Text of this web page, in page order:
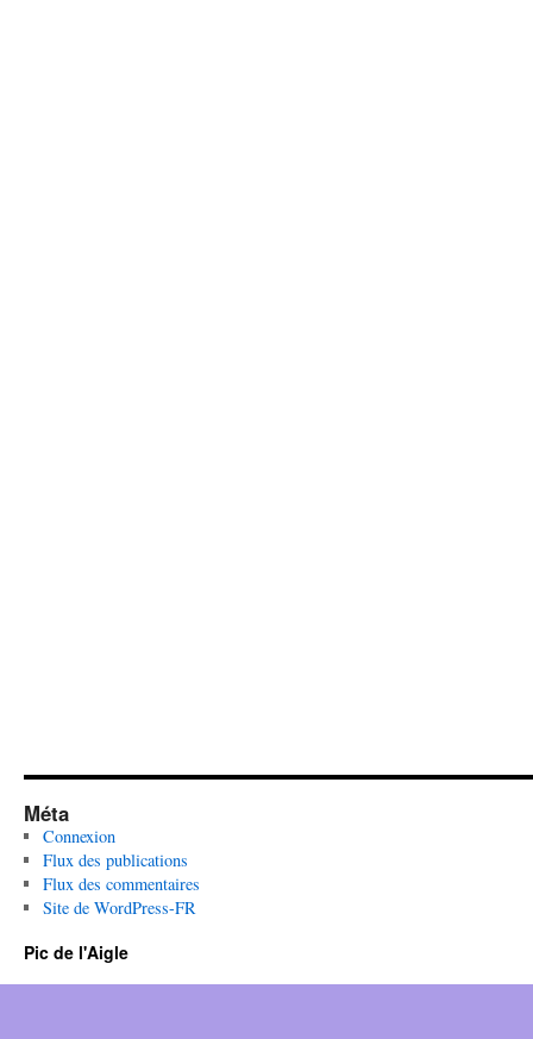
Méta
Connexion
Flux des publications
Flux des commentaires
Site de WordPress-FR
Pic de l'Aigle